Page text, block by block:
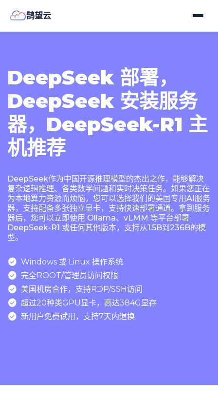
鹄望云
DeepSeek 部署，
DeepSeek 安装服务
器，DeepSeek-R1 主
机推荐
DeepSeek作为中国开源推理模型的杰出之作，能够解决
复杂逻辑推理、各类数学问题和实时决策任务。如果您正在
为本地算力资源而烦恼，您可以选择我们的美国专用AI服务
器，支持配备多张独立显卡，支持快速部署通道。拿到服务
器后，您可以立即使用 Ollama、vLMM 等平台部署
DeepSeek-R1 或任何其他版本，支持从1.5B到236B的模
型。
 Windows 或 Linux 操作系统
 完全ROOT/管理员访问权限
 美国机房合作，支持RDP/SSH访问
 超过20种类GPU显卡，高达384G显存
 新用户免费试用，支持7天内退换